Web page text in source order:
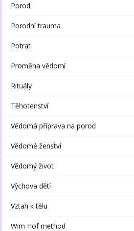
Porod
Porodní trauma
Potrat
Proměna vědomí
Rituály
Těhotenství
Vědomá příprava na porod
Vědomé ženství
Vědomý život
Výchova dětí
Vztah k tělu
Wim Hof method